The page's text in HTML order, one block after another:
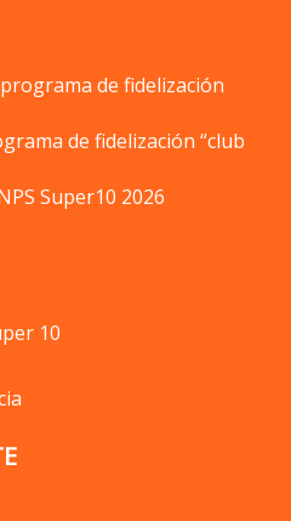
de fidelización
de fidelización “club
Super10 2026
10